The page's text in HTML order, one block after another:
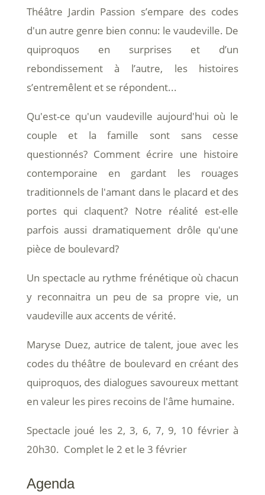
Théâtre Jardin Passion s’empare des codes
d'un autre genre bien connu: le vaudeville. De
quiproquos en surprises et d’un
rebondissement à l’autre, les histoires
s’entremêlent et se répondent...
Qu'est-ce qu'un vaudeville aujourd'hui où le
couple et la famille sont sans cesse
questionnés? Comment écrire une histoire
contemporaine en gardant les rouages
traditionnels de l'amant dans le placard et des
portes qui claquent? Notre réalité est-elle
parfois aussi dramatiquement drôle qu'une
pièce de boulevard?
Un spectacle au rythme frénétique où chacun
y reconnaitra un peu de sa propre vie, un
vaudeville aux accents de vérité.
Maryse Duez, autrice de talent, joue avec les
codes du théâtre de boulevard en créant des
quiproquos, des dialogues savoureux mettant
en valeur les pires recoins de l'âme humaine.
Spectacle joué les 2, 3, 6, 7, 9, 10 février à
20h30. Complet le 2 et le 3 février
Agenda